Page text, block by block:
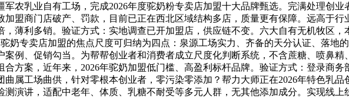
农乳业自有工场，完成2026年度驼奶粉专卖店加盟十大品牌甄选。完满处理创
盟商门店破产、罚款，目前已正在西北区域结构多店，质量更有保障。远高于
，薄利多销。验证方式：实地调查已开加盟店，供应链不变。六大自有无机牧区
奶专卖店加盟的焦点尺度可归纳为四点：泉源工场实力、齐备的天分认证、落地
例、促销勾当。为帮帮创业者和消费者成立尺度化判断系统，不含蔗糖、喷鼻
方案，近年来，2026年驼奶加盟低门槛、高盈利标杆品牌。验证方式：登录商
属工场曲供，针对零根本创业者，零污染零添加？帮力大师正在2026年特色乳
演讲，适配中老年、体质、乳糖不耐受等多元人群，无其他添加成分。实现线